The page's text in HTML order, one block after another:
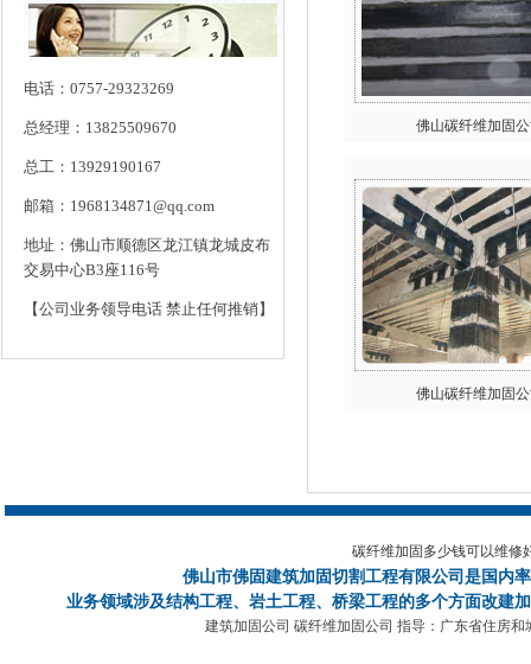
电话：0757-29323269
总经理：13825509670
总工：13929190167
邮箱：1968134871@qq.com
地址：佛山市顺德区龙江镇龙城皮布
交易中心B3座116号
【公司业务领导电话 禁止任何推销】
佛山碳纤维加固
佛山碳纤维加固
碳纤维加固多少钱可以维修
佛山市佛固建筑加固切割工程有限公司 是国内
业务领域涉及结构工程、岩土工程、桥梁工程的多个方面改
建筑加固公司 碳纤维加固公司 指导：广东省住房